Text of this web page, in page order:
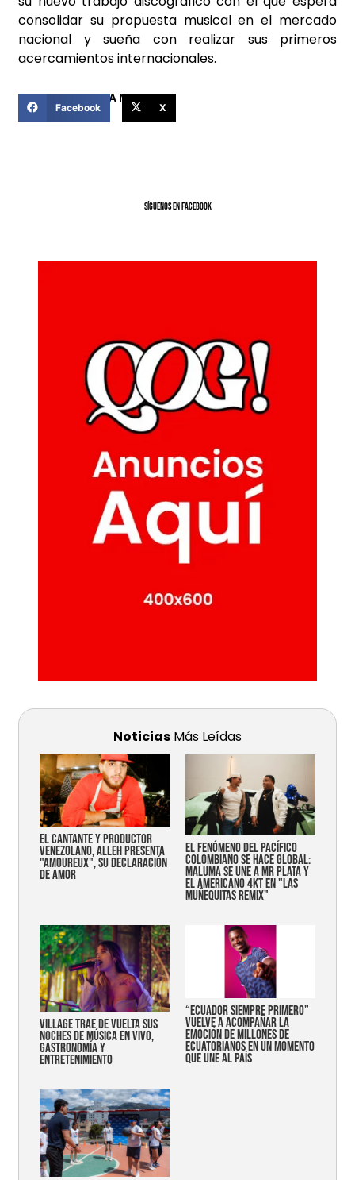
consolidar su propuesta musical en el mercado
nacional y sueña con realizar sus primeros
acercamientos internacionales.
COMPARTIR ESTA NOTICIA
Facebook X
SíGUENOS EN FACEBOOK
Noticias Más Leídas
EL CANTANTE Y PRODUCTOR
VENEZOLANO, ALLEH PRESENTA
"AMOUREUX", SU DECLARACIÓN
DE AMOR
EL FENÓMENO DEL PACÍFICO
COLOMBIANO SE HACE GLOBAL:
MALUMA SE UNE A MR PLATA Y
EL AMERICANO 4KT EN "LAS
MUÑEQUITAS REMIX"
Village trae de vuelta sus
noches de música en vivo,
gastronomía y
entretenimiento
“Ecuador siempre primero”
vuelve a acompañar la
emoción de millones de
ecuatorianos en un momento
que une al país